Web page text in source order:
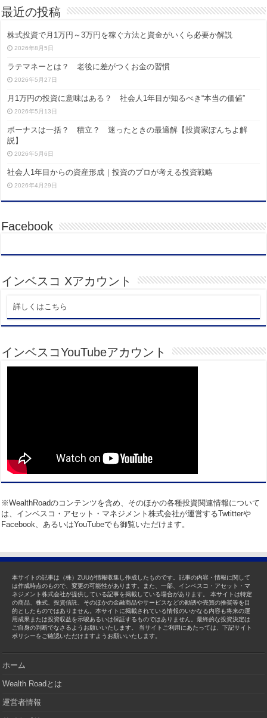
最近の投稿
株式投資で月1万円～3万円を稼ぐ方法と資金がいくら必要か解説
2026年8月5日
ラテマネーとは？ 老後に差がつくお金の習慣
2026年5月27日
月1万円の投資に意味はある？ 社会人1年目が知るべき“本当の価値”
2026年5月13日
ボーナスは一括？ 積立？ 迷ったときの最適解【投資家ぽんちよ解
説】
2026年5月6日
社会人1年目からの資産形成｜投資のプロが考える投資戦略
2026年4月29日
Facebook
インベスコ Xアカウント
詳しくはこちら
インベスコYouTubeアカウント
※WealthRoadのコンテンツを含め、そのほかの各種投資関連情報について
は、インベスコ・アセット・マネジメント株式会社が運営するTwtitterや
Facebook、あるいはYouTubeでも御覧いただけます。
本サイトの記事は（株）ZUUが情報収集し作成したものです。記事の内容・情報に関して
は作成時点のもので、変更の可能性があります。また、一部、インベスコ・アセット・マ
ネジメント株式会社が提供している記事を掲載している場合があります。 本サイトは特定
の商品、株式、投資信託、そのほかの金融商品やサービスなどの勧誘や売買の推奨等を目
的としたものではありません。本サイトに掲載されている情報のいかなる内容も将来の運
用成果または投資収益を示唆あるいは保証するものではありません。最終的な投資決定は
ご自身の判断でなさるようお願いいたします。 当サイトご利用にあたっては、下記サイト
ポリシーをご確認いただけますようお願いいたします。
ホーム
Wealth Roadとは
運営者情報